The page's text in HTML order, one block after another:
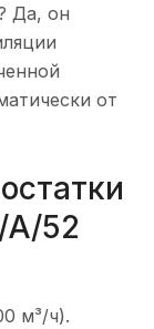
Да, он
от
A/52
м³/ч).